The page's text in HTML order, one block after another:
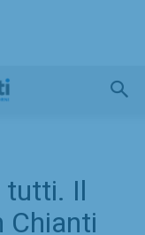
tutti. Il
Chianti